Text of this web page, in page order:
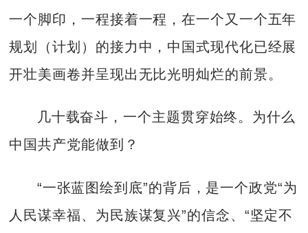
一个脚印，一程接着一程，在一个又一个五年
规划（计划）的接力中，中国式现代化已经展
开壮美画卷并呈现出无比光明灿烂的前景。
几十载奋斗，一个主题贯穿始终。为什么
中国共产党能做到？
“一张蓝图绘到底”的背后，是一个政党“为
人民谋幸福、为民族谋复兴”的信念、“坚定不